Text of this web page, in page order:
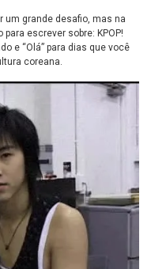
um grande desafio, mas na
escrever sobre: KPOP!
e “Olá” para dias que você
coreana.